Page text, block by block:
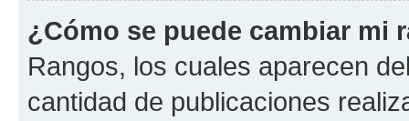
¿Cómo se puede cambiar mi
Rangos, los cuales aparecen
cantidad de publicaciones